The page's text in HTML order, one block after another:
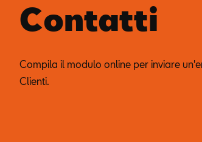
Contatti
Compila il modulo online per inviare
Clienti.